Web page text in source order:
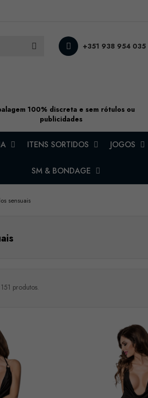
+351 938 954 035
100% discreta e sem rótulos ou
publicidades
ITENS SORTIDOS JOGOS
SM & BONDAGE
sensuais
produtos.